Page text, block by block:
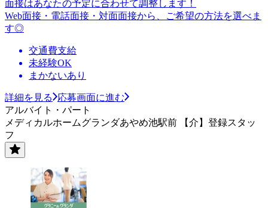
面接はあなたの予定に合わせて調整します！
Web面接・電話面接・対面面接から、ご希望の方法を選べま
す◎
交通費支給
未経験OK
まかないあり
詳細を見る
応募画面に進む
アルバイト・パート
メディカルホームグランダあやめ池駅前 【介】登録スタッ
フ